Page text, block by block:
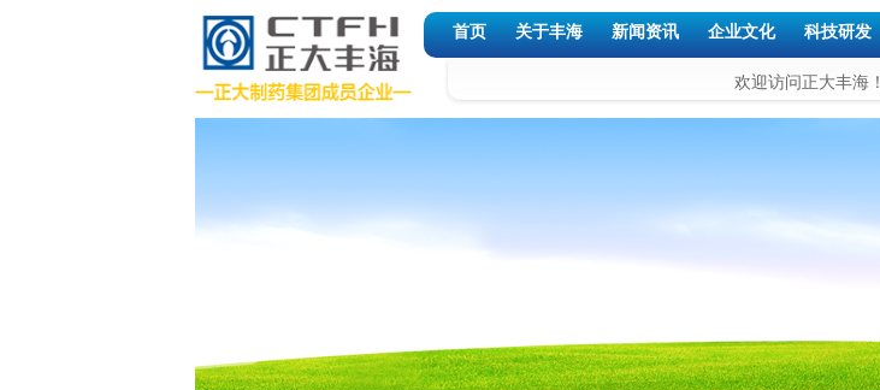
首页 关于丰海 新闻资讯 企业文化 科技研发
欢迎访问正大丰海！